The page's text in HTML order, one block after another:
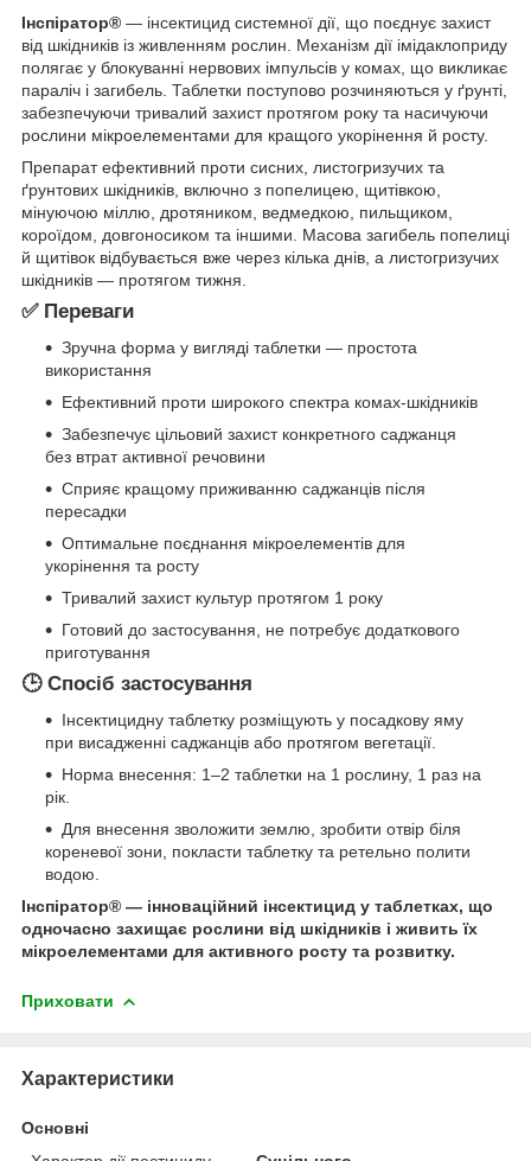
Інспіратор® — інсектицид системної дії, що поєднує захист
від шкідників із живленням рослин. Механізм дії імідаклоприду
полягає у блокуванні нервових імпульсів у комах, що викликає
параліч і загибель. Таблетки поступово розчиняються у ґрунті,
забезпечуючи тривалий захист протягом року та насичуючи
рослини мікроелементами для кращого укорінення й росту.
Препарат ефективний проти сисних, листогризучих та
ґрунтових шкідників, включно з попелицею, щитівкою,
мінуючою міллю, дротяником, ведмедкою, пильщиком,
короїдом, довгоносиком та іншими. Масова загибель попелиці
й щитівок відбувається вже через кілька днів, а листогризучих
шкідників — протягом тижня.
✅ Переваги
Зручна форма у вигляді таблетки — простота
використання
Ефективний проти широкого спектра комах-шкідників
Забезпечує цільовий захист конкретного саджанця
без втрат активної речовини
Сприяє кращому приживанню саджанців після
пересадки
Оптимальне поєднання мікроелементів для
укорінення та росту
Тривалий захист культур протягом 1 року
Готовий до застосування, не потребує додаткового
приготування
🕒 Спосіб застосування
Інсектицидну таблетку розміщують у посадкову яму
при висадженні саджанців або протягом вегетації.
Норма внесення: 1–2 таблетки на 1 рослину, 1 раз на
рік.
Для внесення зволожити землю, зробити отвір біля
кореневої зони, покласти таблетку та ретельно полити
водою.
Інспіратор® — інноваційний інсектицид у таблетках, що
одночасно захищає рослини від шкідників і живить їх
мікроелементами для активного росту та розвитку.
Приховати
Характеристики
Основні